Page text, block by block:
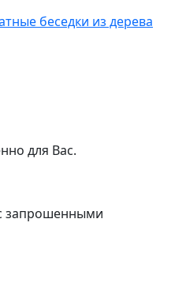
беседки из дерева
для Вас.
запрошенными